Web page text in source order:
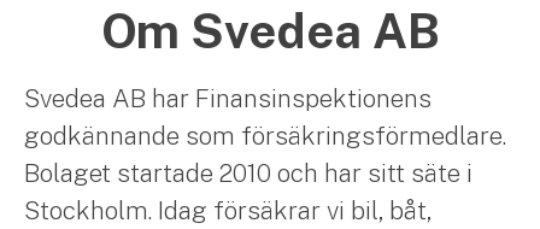
Om Svedea AB
Svedea AB har Finansinspektionens
godkännande som försäkringsförmedlare.
Bolaget startade 2010 och har sitt säte i
Stockholm. Idag försäkrar vi bil, båt,